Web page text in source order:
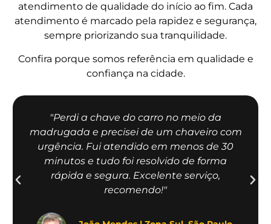
atendimento de qualidade do início ao fim. Cada
atendimento é marcado pela rapidez e segurança,
sempre priorizando sua tranquilidade.
Confira porque somos referência em qualidade e
confiança na cidade.
"Perdi a chave do carro no meio da
madrugada e precisei de um chaveiro com
urgência. Fui atendido em menos de 30
minutos e tudo foi resolvido de forma
rápida e segura. Excelente serviço,
recomendo!"